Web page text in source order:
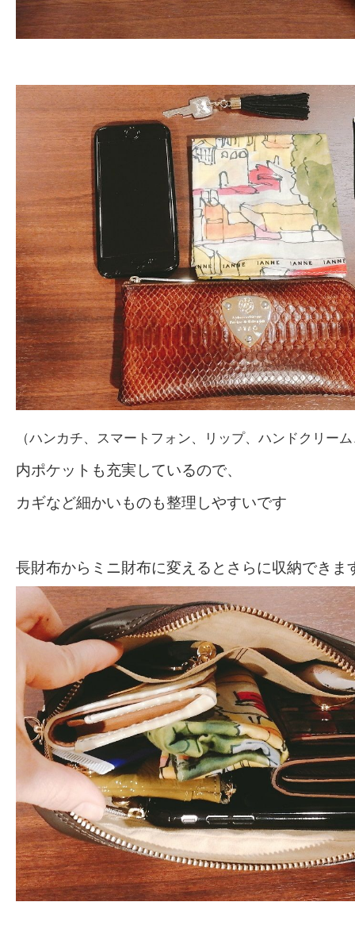
（ハンカチ、スマートフォン、リップ、ハンドクリー
内ポケットも充実しているので、
カギなど細かいものも整理しやすいです
長財布からミニ財布に変えるとさらに収納できま